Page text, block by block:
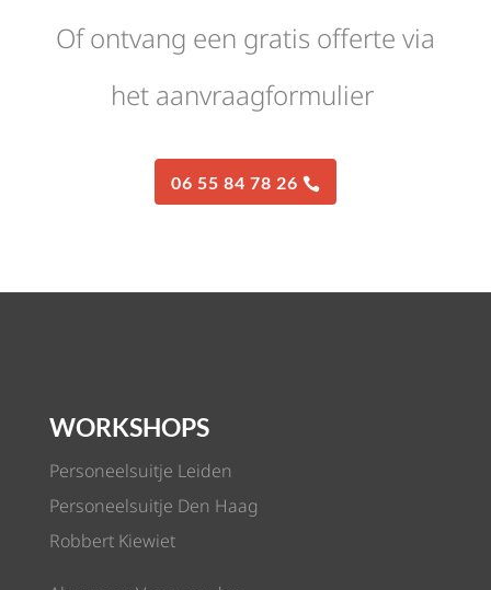
Of ontvang een gratis offerte via
het aanvraagformulier
06 55 84 78 26
WORKSHOPS
Personeelsuitje Leiden
Personeelsuitje Den Haag
Robbert Kiewiet